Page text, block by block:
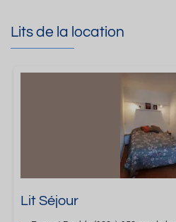
Lits de la location
Lit Séjour